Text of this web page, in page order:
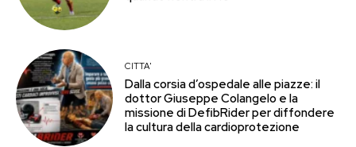
CITTA'
Dalla corsia d’ospedale alle piazze: il
dottor Giuseppe Colangelo e la
missione di DefibRider per diffondere
la cultura della cardioprotezione